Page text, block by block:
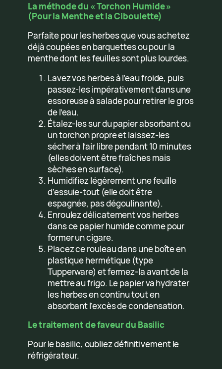
La méthode du « Torchon Humide »
(Pour la Menthe et la Ciboulette)
Parfaite pour les herbes que vous achetez
déjà coupées en barquettes ou pour la
menthe dont les feuilles sont plus lourdes.
Lavez vos herbes à l’eau froide, puis
passez-les impérativement dans une
essoreuse à salade pour retirer le gros
de l’eau.
Étalez-les sur du papier absorbant ou
un torchon propre et laissez-les
sécher à l’air libre pendant 10 minutes
(elles doivent être fraîches mais
sèches en surface).
Humidifiez légèrement une feuille
d’essuie-tout (elle doit être
espagnée, pas dégoulinante).
Enroulez délicatement vos herbes
dans ce papier humide comme pour
former un cigare.
Placez ce rouleau dans une boîte en
plastique hermétique (type
Tupperware) et fermez-la avant de la
mettre au frigo. Le papier va hydrater
les herbes en continu tout en
absorbant l’excès de condensation.
Le traitement de faveur du Basilic
Pour le basilic, oubliez définitivement le
réfrigérateur.